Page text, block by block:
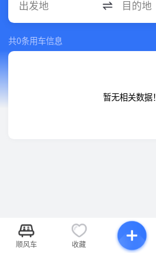
出发地 目的地
共0条用车信息
暂无相关数据！
顺风车 收藏